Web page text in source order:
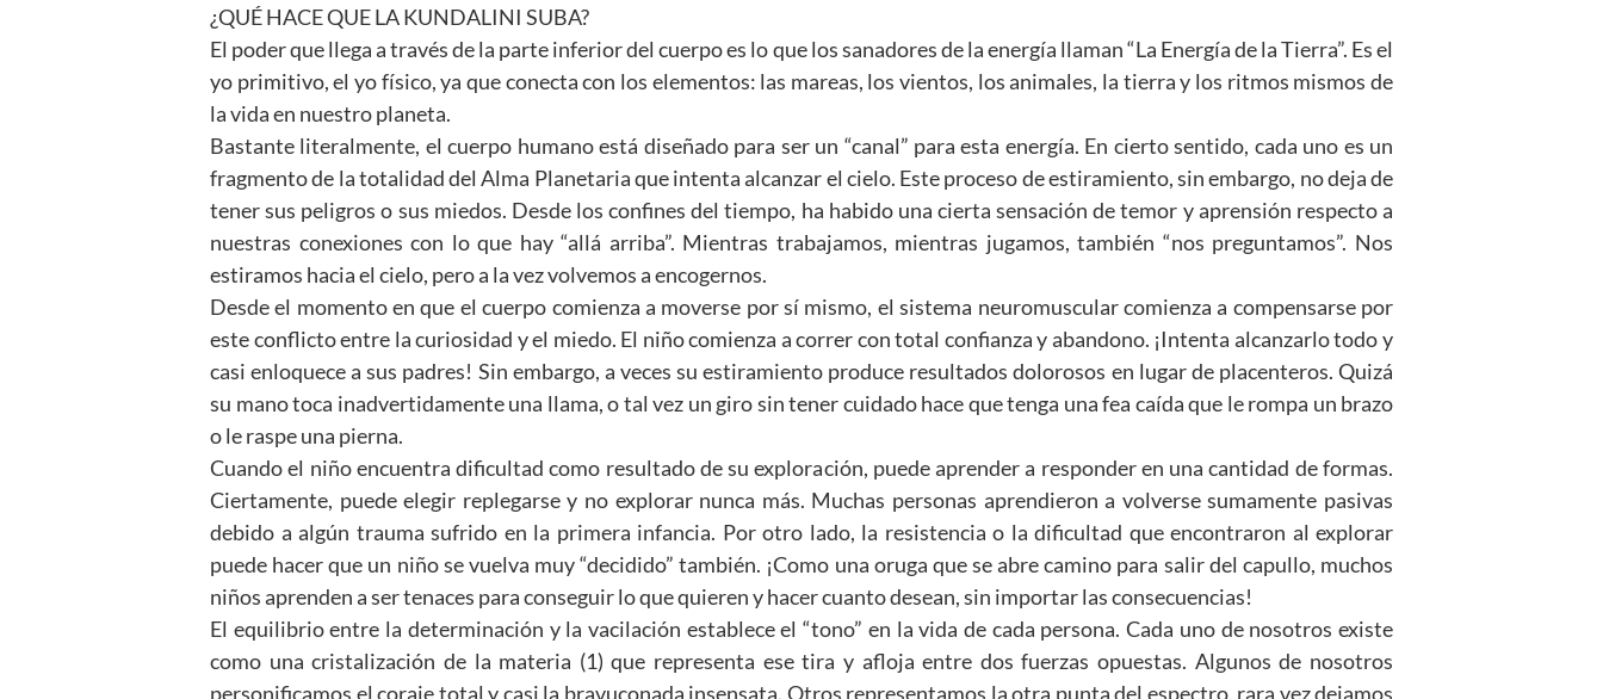
¿QUÉ HACE QUE LA KUNDALINI SUBA?
El poder que llega a través de la parte inferior del cuerpo es lo que los sanadores de la energía llaman “La Energía de la Tierra”. Es el
yo primitivo, el yo físico, ya que conecta con los elementos: las mareas, los vientos, los animales, la tierra y los ritmos mismos de
la vida en nuestro planeta.
Bastante literalmente, el cuerpo humano está diseñado para ser un “canal” para esta energía. En cierto sentido, cada uno es un
fragmento de la totalidad del Alma Planetaria que intenta alcanzar el cielo. Este proceso de estiramiento, sin embargo, no deja de
tener sus peligros o sus miedos. Desde los confines del tiempo, ha habido una cierta sensación de temor y aprensión respecto a
nuestras conexiones con lo que hay “allá arriba”. Mientras trabajamos, mientras jugamos, también “nos preguntamos”. Nos
estiramos hacia el cielo, pero a la vez volvemos a encogernos.
Desde el momento en que el cuerpo comienza a moverse por sí mismo, el sistema neuromuscular comienza a compensarse por
este conflicto entre la curiosidad y el miedo. El niño comienza a correr con total confianza y abandono. ¡Intenta alcanzarlo todo y
casi enloquece a sus padres! Sin embargo, a veces su estiramiento produce resultados dolorosos en lugar de placenteros. Quizá
su mano toca inadvertidamente una llama, o tal vez un giro sin tener cuidado hace que tenga una fea caída que le rompa un brazo
o le raspe una pierna.
Cuando el niño encuentra dificultad como resultado de su exploración, puede aprender a responder en una cantidad de formas.
Ciertamente, puede elegir replegarse y no explorar nunca más. Muchas personas aprendieron a volverse sumamente pasivas
debido a algún trauma sufrido en la primera infancia. Por otro lado, la resistencia o la dificultad que encontraron al explorar
puede hacer que un niño se vuelva muy “decidido” también. ¡Como una oruga que se abre camino para salir del capullo, muchos
niños aprenden a ser tenaces para conseguir lo que quieren y hacer cuanto desean, sin importar las consecuencias!
El equilibrio entre la determinación y la vacilación establece el “tono” en la vida de cada persona. Cada uno de nosotros existe
como una cristalización de la materia (1) que representa ese tira y afloja entre dos fuerzas opuestas. Algunos de nosotros
personificamos el coraje total y casi la bravuconada insensata. Otros representamos la otra punta del espectro, rara vez dejamos